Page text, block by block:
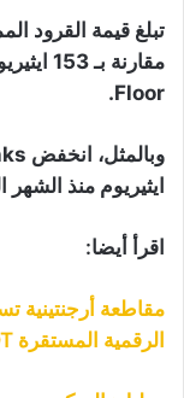
Floor.
ايثيريوم منذ
اقرأ أيضا:
مقاطعة أرجنتينية
الرقمية المستقرة USDT